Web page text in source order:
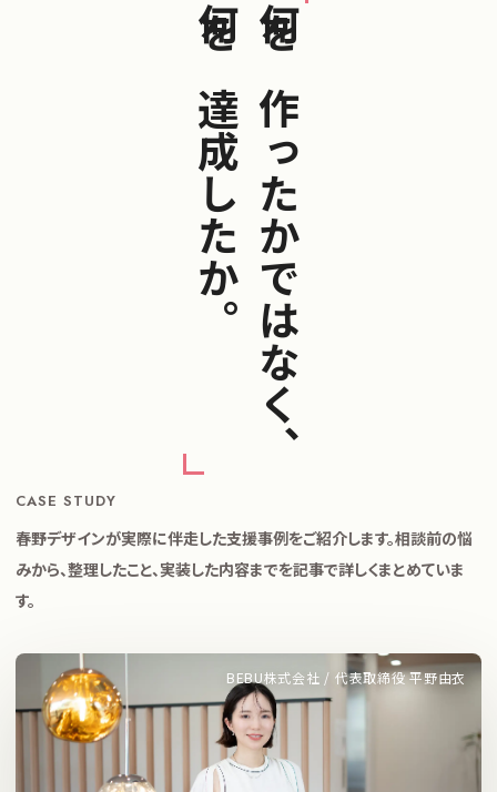
CASE STUDY
春野デザインが実際に伴走した支援事例をご紹介します。相談前の悩
みから、整理したこと、実装した内容までを記事で詳しくまとめていま
す。
雀ケンポン / 代表 小正 英雄
何を作ったかではなく、
何を達成したか。